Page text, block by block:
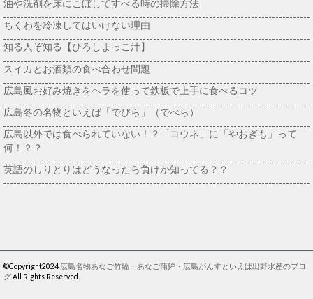
油や洗剤を床にこぼしてすべる時の掃除方法
ちくわを冷凍してはいけない理由
知る人ぞ知る【ひろしまっこ汁】
スイカとお酒類の食べ合わせ問題
広島風お好み焼きをヘラを使って鉄板で上手に食べるコツ
広島冬の名物といえば「でびら」（でべら）
広島以外では食べられていない！？「コウネ」に「やおぎも」って
何！？？
英語のしりとりはどうなったら負けか知ってる？？
©Copyright2024 広島名物あなご竹輪・あなご蒲鉾・広島がんすといえば出野水産のブロ
グ.All Rights Reserved.